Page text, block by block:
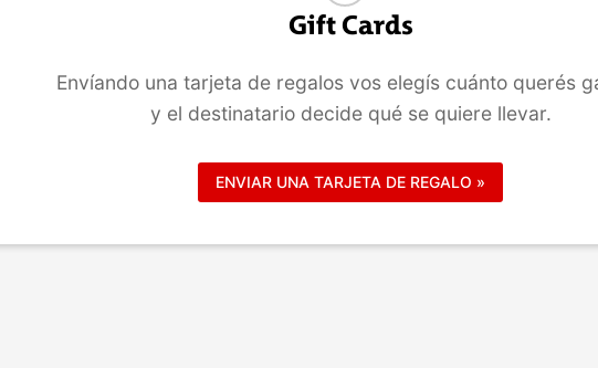
Gift Cards
Envíando una tarjeta de regalos vos elegís cuánto querés
y el destinatario decide qué se quiere llevar.
ENVIAR UNA TARJETA DE REGALO »